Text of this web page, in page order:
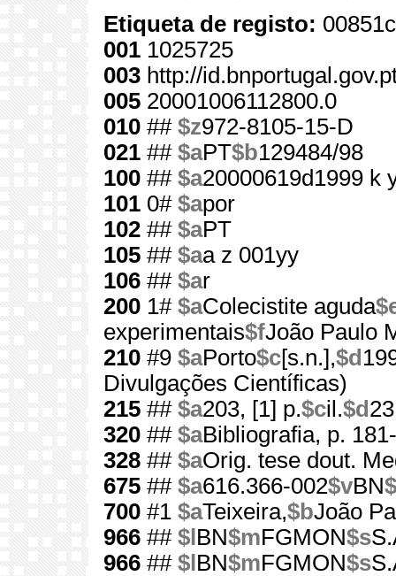
Etiqueta de registo:
001 1025725
003 http://
005 20001006112800.0
010 ## $z972-8105-15-D
021 ## $aPT$b129484/98
100 ## $a20000619d1999 k
101 0# $apor
102 ## $aPT
105 ## $aa z 001yy
106 ## $ar
200 1# $aColecistite aguda
experimentais$fJoão Paulo
210 #9 $aPorto$c[s.n.],$d
Divulgações Científicas)
215 ## $a203, [1] p.$cil.$d
320 ## $aBibliografia, p.
328 ## $aOrig. tese dout.
675 ## $a616.366-002$vBN
700 #1 $aTeixeira,$bJoão
966 ## $l BN$mFGMON$s
966 ## $l BN$mFGMON$s